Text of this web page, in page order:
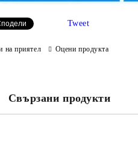
Tweet
на приятел Оцени продукта
Свързани продукти